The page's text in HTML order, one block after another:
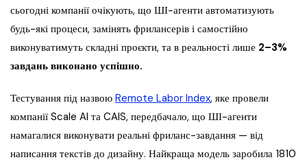
сьогодні компанії очікують, що ШІ-агенти автоматизують
будь-які процеси, замінять фрилансерів і самостійно
виконуватимуть складні проєкти, та в реальності лише 2–3%
завдань виконано успішно.
Тестування під назвою Remote Labor Index, яке провели
компанії Scale AI та CAIS, передбачало, що ШІ-агенти
намагалися виконувати реальні фриланс-завдання — від
написання текстів до дизайну. Найкраща модель заробила 1810